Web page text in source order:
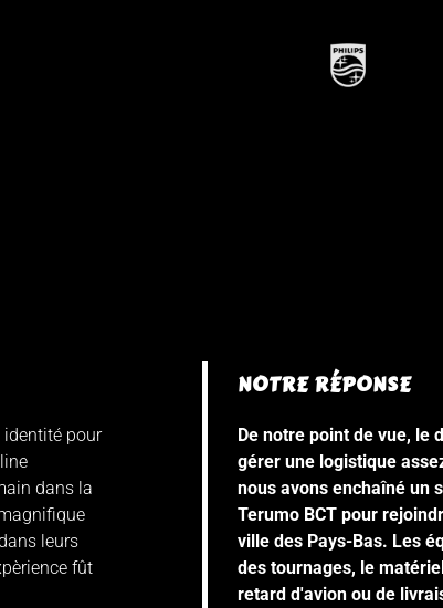
identité pour
dans la
leurs
fût
NOTRE RÉPONSE
De notre point de vue, le
gérer une logistique
nous avons enchaîné un
Terumo BCT pour
ville des Pays-Bas. Les
des tournages, le
retard d'avion ou de